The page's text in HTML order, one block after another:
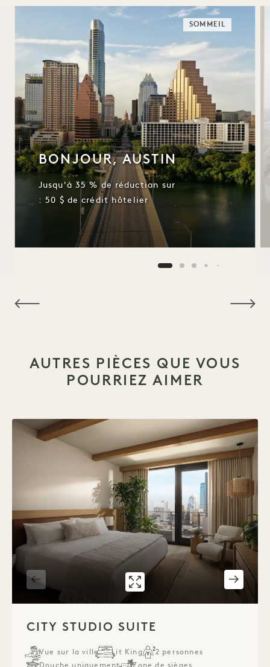
SOMMEIL
BONJOUR, AUSTIN
Jusqu'à 35 % de réduction sur
: 50 $ de crédit hôtelier
AUTRES PIÈCES QUE VOUS
POURRIEZ AIMER
GALERIE 7611 CITY STUDIO
CITY STUDIO SUITE
Vue sur la ville Lit King
2 personnes
Douche uniquement
Zone de sièges